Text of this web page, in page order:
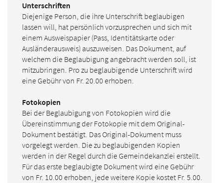
Unterschriften
Diejenige Person, die ihre Unterschrift beglaubigen
lassen will, hat persönlich vorzusprechen und sich mit
einem Ausweispapier (Pass, Identitätskarte oder
Ausländerausweis) auszuweisen. Das Dokument, auf
welchem die Beglaubigung angebracht werden soll, ist
mitzubringen. Pro zu beglaubigende Unterschrift wird
eine Gebühr von Fr. 20.00 erhoben.
Fotokopien
Bei der Beglaubigung von Fotokopien wird die
Übereinstimmung der Fotokopie mit dem Original-
Dokument bestätigt. Das Original-Dokument muss
vorgelegt werden. Die zu beglaubigenden Kopien
werden in der Regel durch die Gemeindekanzlei erstellt.
Für das erste beglaubigte Dokument wird eine Gebühr
von Fr. 10.00 erhoben, jede weitere Kopie kostet Fr. 5.00.